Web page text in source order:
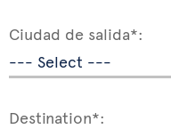
Ciudad de salida*:
Destination*: